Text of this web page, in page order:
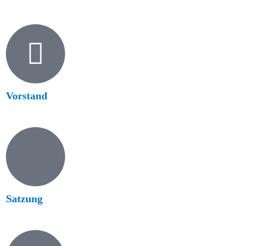
Vorstand
Satzung